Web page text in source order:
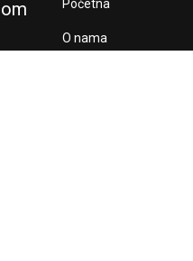
Početna
O nama